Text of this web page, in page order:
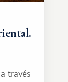
través